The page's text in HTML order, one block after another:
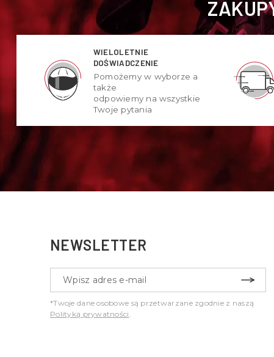
WIELOLETNIE
DOŚWIADCZENIE
Pomożemy w wyborze a
także
odpowiemy na wszystkie
Twoje pytania
NEWSLETTER
*Twoje dane osobowe są przetwarzane zgodnie z naszą
Polityką prywatności .